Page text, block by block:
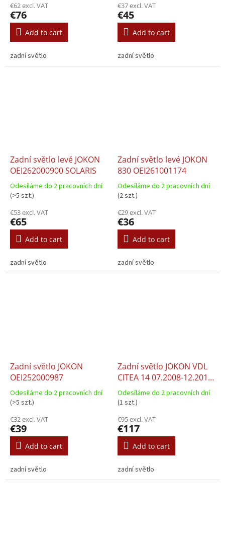
€62 excl. VAT
€76
Add to cart
zadní světlo
€37 excl. VAT
€45
Add to cart
zadní světlo
Zadní světlo levé JOKON
OEI262000900 SOLARIS
Odesíláme do 2 pracovních dní
(>5 szt.)
€53 excl. VAT
€65
Add to cart
zadní světlo
Zadní světlo levé JOKON
830 OEI261001174
Odesíláme do 2 pracovních dní
(2 szt.)
€29 excl. VAT
€36
Add to cart
zadní světlo
Zadní světlo JOKON
OEI252000987
Odesíláme do 2 pracovních dní
(>5 szt.)
€32 excl. VAT
€39
Add to cart
zadní světlo
Zadní světlo JOKON VDL
CITEA 14 07.2008-12.2014
10.0033.500
Odesíláme do 2 pracovních dní
(1 szt.)
€95 excl. VAT
€117
Add to cart
zadní světlo